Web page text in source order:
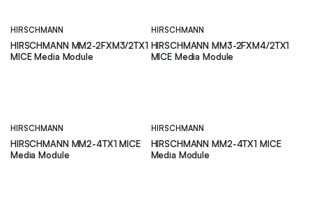
HIRSCHMANN
HIRSCHMANN MM2-2FXM3/2TX1
MICE Media Module
HIRSCHMANN
HIRSCHMANN MM3-2FXM4/2TX1
MICE Media Module
HIRSCHMANN
HIRSCHMANN MM2-4TX1 MICE
Media Module
HIRSCHMANN
HIRSCHMANN MM2-4TX1 MICE
Media Module